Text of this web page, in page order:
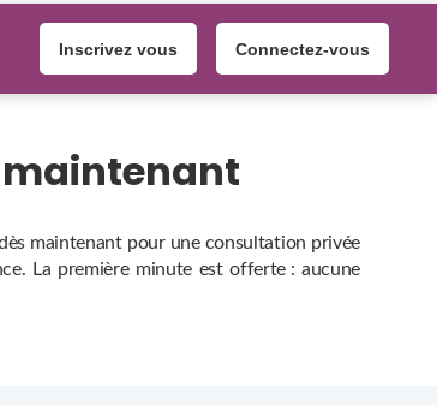
Inscrivez vous Connectez-vous
maintenant
maintenant pour une consultation privée
La première minute est offerte : aucune